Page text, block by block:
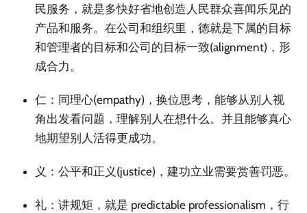
民服务，就是多快好省地创造人民群众喜闻乐见的
产品和服务。在公司和组织里，德就是下属的目标
和管理者的目标和公司的目标一致(alignment)，形
成合力。
仁：同理心(empathy)，换位思考，能够从别人视
角出发看问题，理解别人在想什么。并且能够真心
地期望别人活得更成功。
义：公平和正义(justice)，建功立业需要赏善罚恶。
礼：讲规矩，就是 predictable professionalism，行